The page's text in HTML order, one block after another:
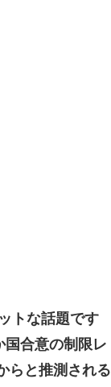
トな話題です
国合意の制限レ
らと推測される